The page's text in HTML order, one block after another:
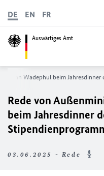
Auswärtiges Amt
DE EN FR
Wadephul beim
Rede von
beim Jahresdinner
03.06.2025 - Rede